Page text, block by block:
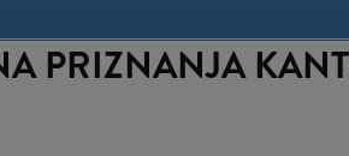
PRIZNANJA